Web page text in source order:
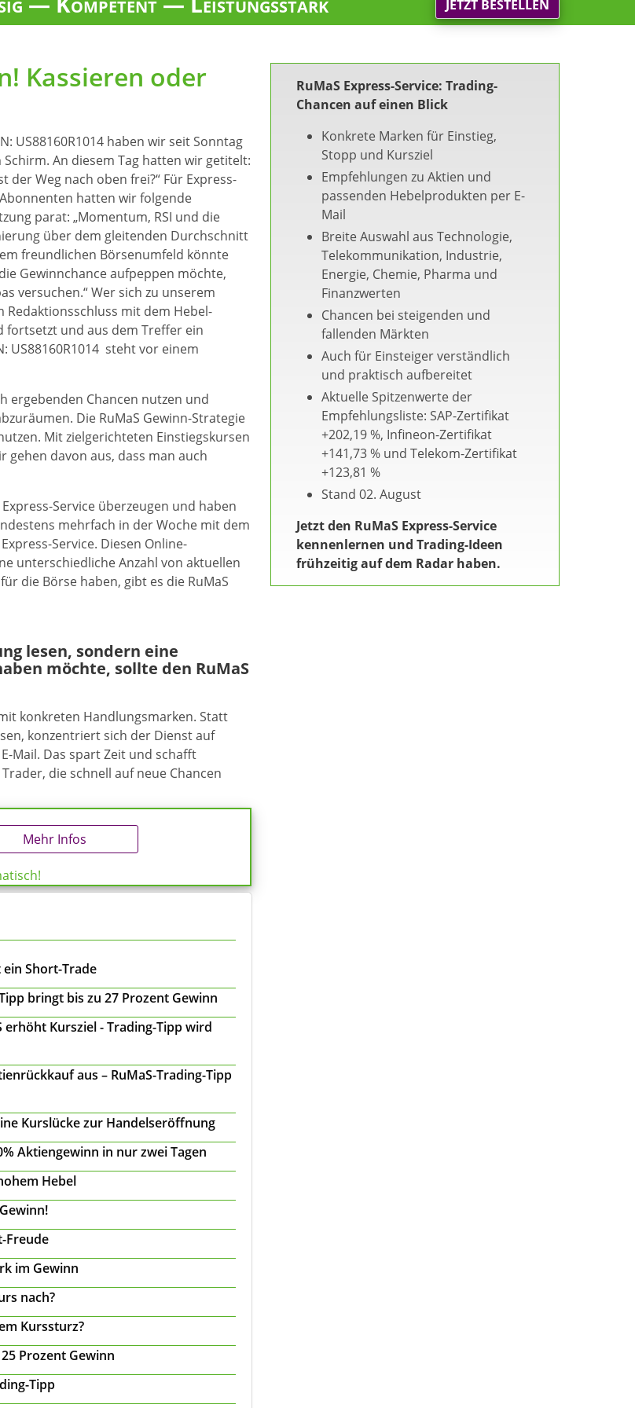
JETZT BESTELLEN
Kassieren oder
US88160R1014 haben wir seit Sonntag
Schirm. An diesem Tag hatten wir getitelt:
der Weg nach oben frei?“ Für Express-
hatten wir folgende
parat: „Momentum, RSI und die
über dem gleitenden Durchschnitt
freundlichen Börsenumfeld könnte
Gewinnchance aufpeppen möchte,
versuchen.“ Wer sich zu unserem
Redaktionsschluss mit dem Hebel-
fortsetzt und aus dem Treffer ein
US88160R1014 steht vor einem
ergebenden Chancen nutzen und
Die RuMaS Gewinn-Strategie
Mit zielgerichteten Einstiegskursen
gehen davon aus, dass man auch
Service überzeugen und haben
mehrfach in der Woche mit dem
Service. Diesen Online-
unterschiedliche Anzahl von aktuellen
die Börse haben, gibt es die RuMaS
lesen, sondern eine
möchte, sollte den RuMaS
konkreten Handlungsmarken. Statt
konzentriert sich der Dienst auf
Mail. Das spart Zeit und schafft
die schnell auf neue Chancen
Mehr Infos
Short-Trade
bringt bis zu 27 Prozent Gewinn
erhöht Kursziel - Trading-Tipp wird
aus – RuMaS-Trading-Tipp
Kurslücke zur Handelseröffnung
Aktiengewinn in nur zwei Tagen
Hebel
Freude
im Gewinn
nach?
Kurssturz?
Prozent Gewinn
Tipp
RuMaS Express-Service: Trading-
Chancen auf einen Blick
Konkrete Marken für Einstieg,
Stopp und Kursziel
Empfehlungen zu Aktien und
passenden Hebelprodukten per E-
Mail
Breite Auswahl aus Technologie,
Telekommunikation, Industrie,
Energie, Chemie, Pharma und
Finanzwerten
Chancen bei steigenden und
fallenden Märkten
Auch für Einsteiger verständlich
und praktisch aufbereitet
Aktuelle Spitzenwerte der
Empfehlungsliste: SAP-Zertifikat
+202,19 %, Infineon-Zertifikat
+141,73 % und Telekom-Zertifikat
+123,81 %
Stand 02. August
Jetzt den RuMaS Express-Service
kennenlernen und Trading-Ideen
frühzeitig auf dem Radar haben.